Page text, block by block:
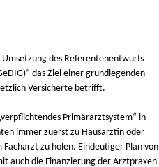
des Referentenentwurfs
das Ziel einer grundlegenden
Versicherte betrifft.
Primärarztsystem“ in
immer zuerst zu Hausärztin oder
zu holen. Eindeutiger Plan von
auch die Finanzierung der Arztpraxen